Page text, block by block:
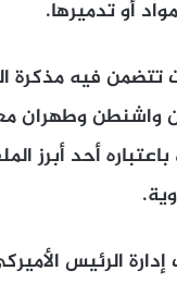
أو تدميرها.
فيه مذكرة
واشنطن وطهران
أحد أبرز
الرئيس